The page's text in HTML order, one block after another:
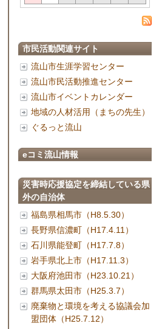
市民活動関連サイト
流山市生涯学習センター
流山市民活動推進センター
流山市イベントカレンダー
地域の人材活用（まちの先生）
ぐるっと流山
eコミ流山情報
災害時応援協定を締結している県
外の自治体
福島県相馬市（H8.5.30）
長野県信濃町（H17.4.11）
石川県能登町（H17.7.8）
岩手県北上市（H17.11.3）
大阪府池田市（H23.10.21）
群馬県太田市（H25.3.7）
廃棄物と環境を考える協議会加
盟団体（H25.7.12）